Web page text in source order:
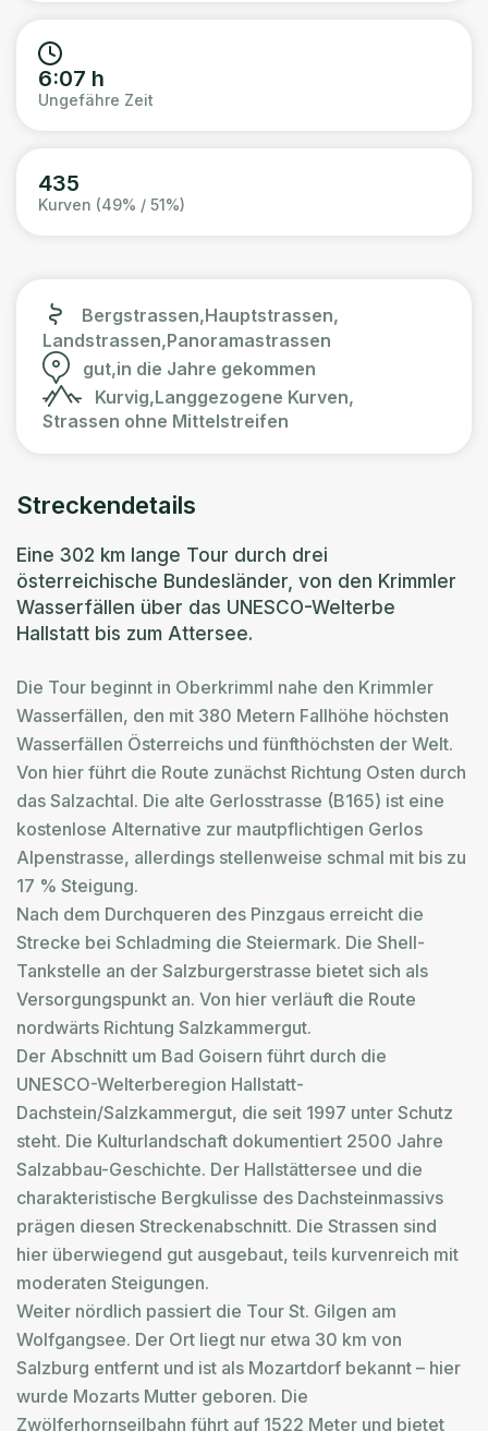
6:07 h
Ungefähre Zeit
435
Kurven (49% / 51%)
Bergstrassen,Hauptstrassen,
Landstrassen,Panoramastrassen
gut,in die Jahre gekommen
Kurvig,Langgezogene Kurven,
Strassen ohne Mittelstreifen
Streckendetails
Eine 302 km lange Tour durch drei
österreichische Bundesländer, von den Krimmler
Wasserfällen über das UNESCO-Welterbe
Hallstatt bis zum Attersee.
Die Tour beginnt in Oberkrimml nahe den Krimmler
Wasserfällen, den mit 380 Metern Fallhöhe höchsten
Wasserfällen Österreichs und fünfthöchsten der Welt.
Von hier führt die Route zunächst Richtung Osten durch
das Salzachtal. Die alte Gerlosstrasse (B165) ist eine
kostenlose Alternative zur mautpflichtigen Gerlos
Alpenstrasse, allerdings stellenweise schmal mit bis zu
17 % Steigung.
Nach dem Durchqueren des Pinzgaus erreicht die
Strecke bei Schladming die Steiermark. Die Shell-
Tankstelle an der Salzburgerstrasse bietet sich als
Versorgungspunkt an. Von hier verläuft die Route
nordwärts Richtung Salzkammergut.
Der Abschnitt um Bad Goisern führt durch die
UNESCO-Welterberegion Hallstatt-
Dachstein/Salzkammergut, die seit 1997 unter Schutz
steht. Die Kulturlandschaft dokumentiert 2500 Jahre
Salzabbau-Geschichte. Der Hallstättersee und die
charakteristische Bergkulisse des Dachsteinmassivs
prägen diesen Streckenabschnitt. Die Strassen sind
hier überwiegend gut ausgebaut, teils kurvenreich mit
moderaten Steigungen.
Weiter nördlich passiert die Tour St. Gilgen am
Wolfgangsee. Der Ort liegt nur etwa 30 km von
Salzburg entfernt und ist als Mozartdorf bekannt – hier
wurde Mozarts Mutter geboren. Die
Zwölferhornseilbahn führt auf 1522 Meter und bietet